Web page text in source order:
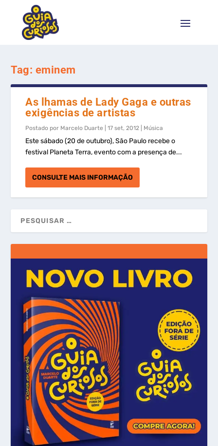
Tag: eminem
As lhamas de Lady Gaga e outras
exigências de artistas
Postado por Marcelo Duarte |17 set, 2012 Música
Este sábado (20 de outubro), São Paulo recebe o
festival Planeta Terra, evento com a presença de...
CONSULTE MAIS INFORMAÇÃO